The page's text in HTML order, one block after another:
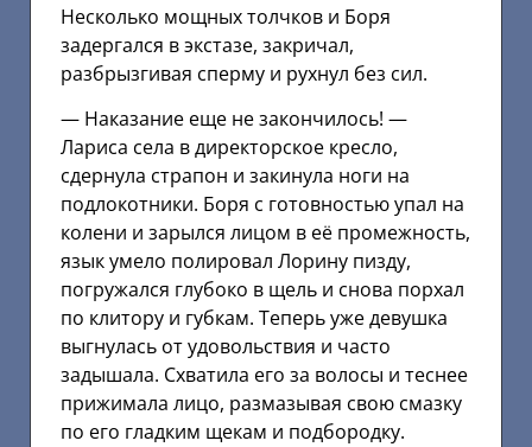
Несколько мощных толчков и Боря
задергался в экстазе, закричал,
разбрызгивая сперму и рухнул без сил.
— Наказание еще не закончилось! —
Лариса села в директорское кресло,
сдернула страпон и закинула ноги на
подлокотники. Боря с готовностью упал на
колени и зарылся лицом в её промежность,
язык умело полировал Лорину пизду,
погружался глубоко в щель и снова порхал
по клитору и губкам. Теперь уже девушка
выгнулась от удовольствия и часто
задышала. Схватила его за волосы и теснее
прижимала лицо, размазывая свою смазку
по его гладким щекам и подбородку.